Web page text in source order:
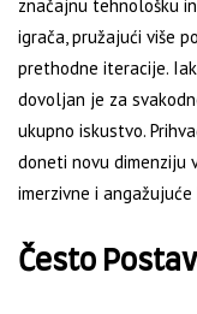
značajnu tehnološku
igrača, pružajući više
prethodne iteracije.
dovoljan je za
ukupno iskustvo.
doneti novu dimenziju
imerzivne i
Često